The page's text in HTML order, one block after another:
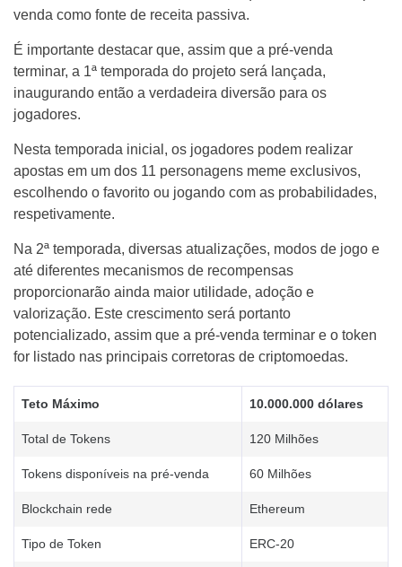
venda como fonte de receita passiva.
É importante destacar que, assim que a pré-venda
terminar, a 1ª temporada do projeto será lançada,
inaugurando então a verdadeira diversão para os
jogadores.
Nesta temporada inicial, os jogadores podem realizar
apostas em um dos 11 personagens meme exclusivos,
escolhendo o favorito ou jogando com as probabilidades,
respetivamente.
Na 2ª temporada, diversas atualizações, modos de jogo e
até diferentes mecanismos de recompensas
proporcionarão ainda maior utilidade, adoção e
valorização. Este crescimento será portanto
potencializado, assim que a pré-venda terminar e o token
for listado nas principais corretoras de criptomoedas.
Teto Máximo 10.000.000 dólares
Total de Tokens 120 Milhões
Tokens disponíveis na pré-venda 60 Milhões
Blockchain rede Ethereum
Tipo de Token ERC-20